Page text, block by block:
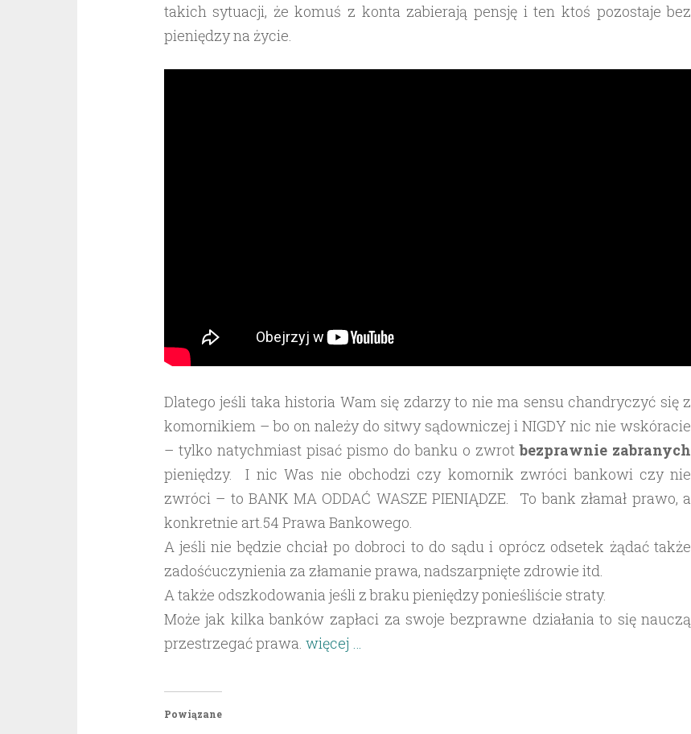
takich sytuacji, że komuś z konta zabierają pensję i ten ktoś pozostaje bez
pieniędzy na życie.
Dlatego jeśli taka historia Wam się zdarzy to nie ma sensu chandryczyć się z
komornikiem – bo on należy do sitwy sądowniczej i NIGDY nic nie wskóracie
– tylko natychmiast pisać pismo do banku o zwrotbezprawnie zabranych
pieniędzy. I nic Was nie obchodzi czy komornik zwróci bankowi czy nie
zwróci – to BANK MA ODDAĆ WASZE PIENIĄDZE. To bank złamał prawo, a
konkretnie art.54 Prawa Bankowego.
A jeśli nie będzie chciał po dobroci to do sądu i oprócz odsetek żądać także
zadośćuczynienia za złamanie prawa, nadszarpnięte zdrowie itd.
A także odszkodowania jeśli z braku pieniędzy ponieśliście straty.
Może jak kilka banków zapłaci za swoje bezprawne działania to się nauczą
przestrzegać prawa. więcej …
Powiązane